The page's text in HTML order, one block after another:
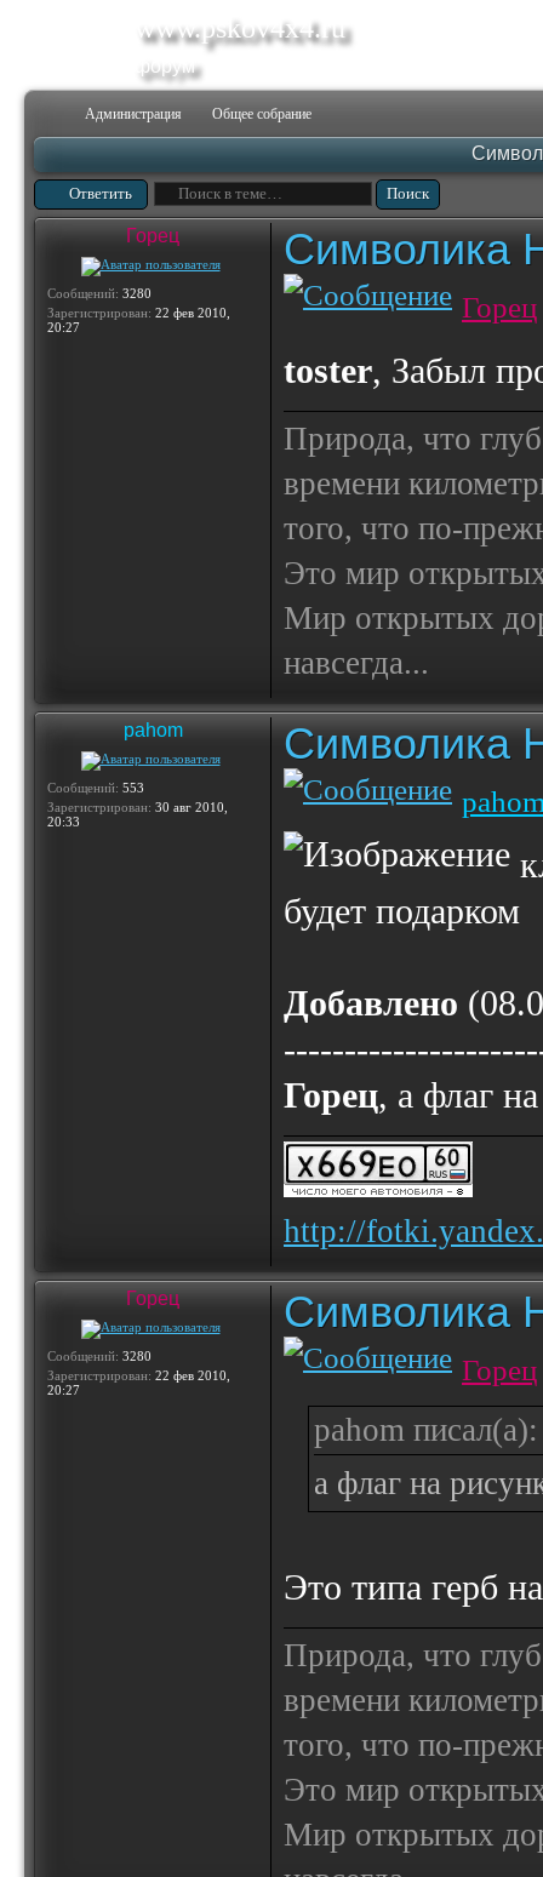
www.pskov4x4.ru
форум
Администрация Общее собрание
Ответить
Горец
Сообщений: 3280
Зарегистрирован: 22 фев 2010,
20:27
Символика
Горец
toster, Забыл
Природа, что
времени
того, что по-
Это мир
Мир открытых
навсегда...
pahom
Сообщений: 553
Зарегистрирован: 30 авг 2010,
20:33
Символика
будет подарком
Добавлено
Горец, а флаг
http://
Горец
Сообщений: 3280
Зарегистрирован: 22 фев 2010,
20:27
Символика
Горец
pahom писал(а):
а флаг на
Это типа герб
Природа, что
времени
того, что по-
Это мир
Мир открытых